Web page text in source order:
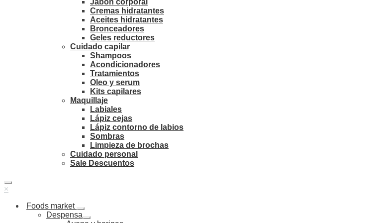
Jabón corporal
Cremas hidratantes
Aceites hidratantes
Bronceadores
Geles reductores
Cuidado capilar
Shampoos
Acondicionadores
Tratamientos
Oleo y serum
Kits capilares
Maquillaje
Labiales
Lápiz cejas
Lápiz contorno de labios
Sombras
Limpieza de brochas
Cuidado personal
Sale Descuentos
×
Foods market
Despensa